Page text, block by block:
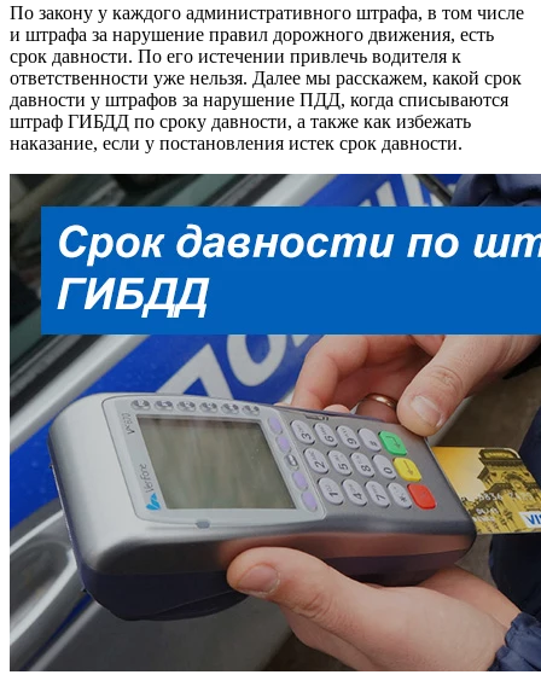
По закону у каждого административного штрафа, в том числе
и штрафа за нарушение правил дорожного движения, есть
срок давности. По его истечении привлечь водителя к
ответственности уже нельзя. Далее мы расскажем, какой срок
давности у штрафов за нарушение ПДД, когда списываются
штраф ГИБДД по сроку давности, а также как избежать
наказание, если у постановления истек срок давности.